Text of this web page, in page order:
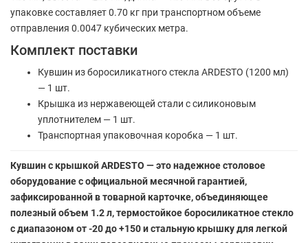
упаковке составляет 0.70 кг при транспортном объеме
отправления 0.0047 кубических метра.
Комплект поставки
Кувшин из боросиликатного стекла ARDESTO (1200 мл)
— 1 шт.
Крышка из нержавеющей стали с силиконовым
уплотнителем — 1 шт.
Транспортная упаковочная коробка — 1 шт.
Кувшин с крышкой ARDESTO — это надежное столовое
оборудование с официальной месячной гарантией,
зафиксированной в товарной карточке, объединяющее
полезный объем 1.2 л, термостойкое боросиликатное стекло
с диапазоном от -20 до +150 и стальную крышку для легкой